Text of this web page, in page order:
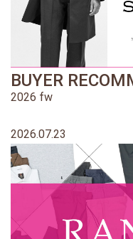
BUYER
2026 fw
2026.07.23